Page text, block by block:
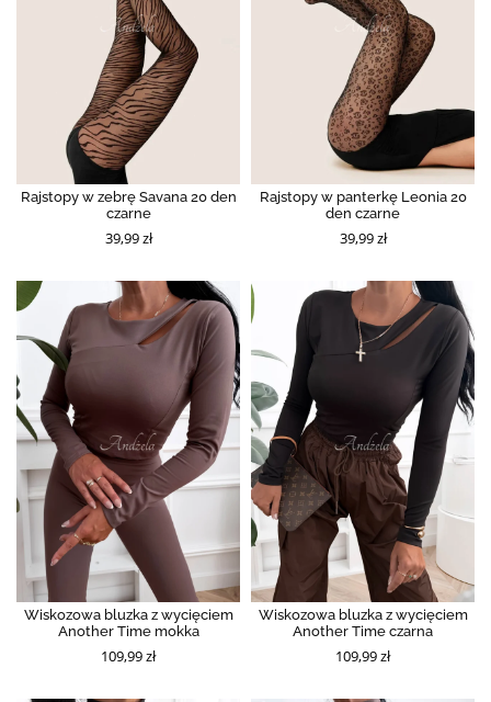
Rajstopy w zebrę Savana 20 den
czarne
39,99 zł
Rajstopy w panterkę Leonia 20
den czarne
39,99 zł
Wiskozowa bluzka z wycięciem
Another Time mokka
109,99 zł
Wiskozowa bluzka z wycięciem
Another Time czarna
109,99 zł